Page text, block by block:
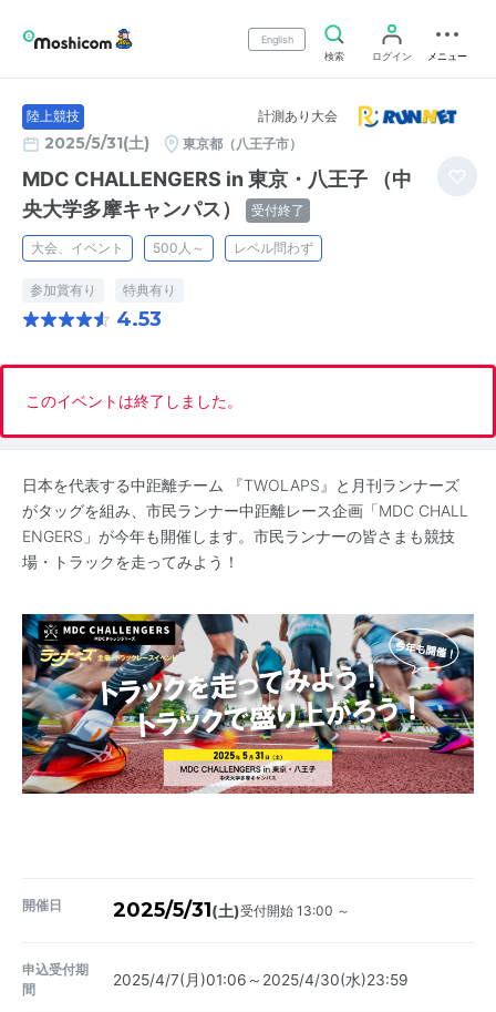
English
検索
ログイン メニュー
陸上競技 計測あり大会
2025/5/31(土) 東京都（八王子市）
MDC CHALLENGERS in 東京・八王子 （中
央大学多摩キャンパス）
受付終了
大会、イベント 500人～ レベル問わず
参加賞有り 特典有り
4.53
このイベントは終了しました。
日本を代表する中距離チーム 『TWOLAPS』と月刊ランナーズ
がタッグを組み、市民ランナー中距離レース企画「MDC CHALL
ENGERS」が今年も開催します。市民ランナーの皆さまも競技
場・トラックを走ってみよう！
開催日 2025/5/31(土)受付開始 13:00 ～
申込受付期
間
2025/4/7(月)01:06～2025/4/30(水)23:59